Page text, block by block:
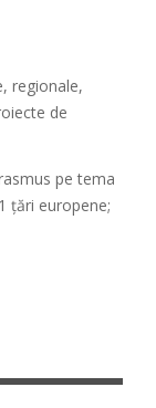
regionale,
de
pe tema
țări europene;